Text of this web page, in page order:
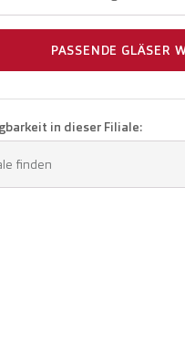
PASSENDE GLÄSER
in dieser Filiale:
finden